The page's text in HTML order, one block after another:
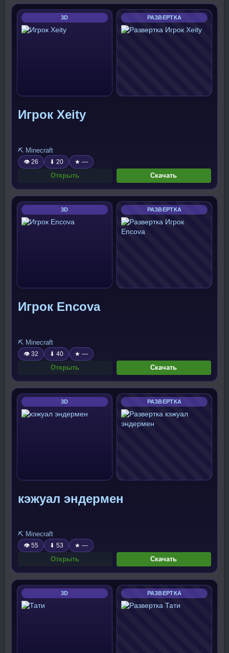
3D РАЗВЕРТКА
Игрок Xeity
⛏️ Minecraft
👁 26 ⬇ 20 ★ —
Открыть Скачать
3D РАЗВЕРТКА
Игрок Encova
⛏️ Minecraft
👁 32 ⬇ 40 ★ —
Открыть Скачать
3D РАЗВЕРТКА
кэжуал эндермен
⛏️ Minecraft
👁 55 ⬇ 53 ★ —
Открыть Скачать
3D РАЗВЕРТКА